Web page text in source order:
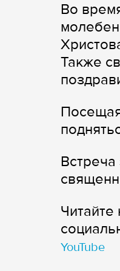
Во
Также
YouTube